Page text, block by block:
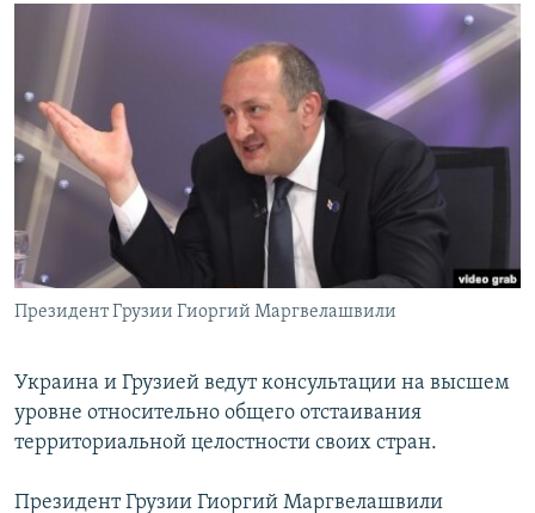
ТЕЛЕПРОЕКТ КРЫМ.РЕАЛИИ
СОВЕТЫ ПРАВОЗАЩИТНИКОВ
ПРОПАВШИЕ БЕЗ ВЕСТИ
ПОБЕДИТЕЛЕЙ НЕ СУДЯТ?
КРЫМ.НЕПОКОРЕННЫЙ
ELIFBE
УКРАИНСКАЯ ПРОБЛЕМА КРЫМА
Українською
Qırımtatar
ПРИСОЕДИНЯЙТЕСЬ!
Все сайты RFE/RL
Президент Грузии Гиоргий Маргвелашвили
Украина и Грузией ведут консультации на высшем
уровне относительно общего отстаивания
территориальной целостности своих стран.
Президент Грузии Гиоргий Маргвелашвили